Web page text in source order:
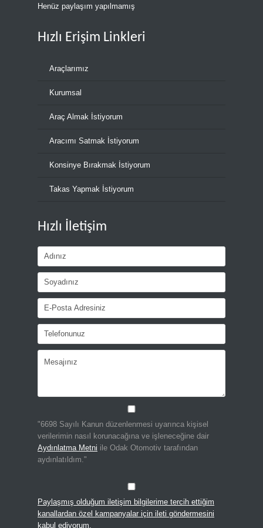
Henüz paylaşım yapılmamış
Hızlı Erişim Linkleri
Araçlarımız
Kurumsal
Araç Almak İstiyorum
Aracımı Satmak İstiyorum
Konsinye Bırakmak İstiyorum
Takas Yapmak İstiyorum
Hızlı İletişim
"6698 Sayılı Kanun düzenlenmesi uyarınca kişisel
verilerimin nasıl korunacağına ve işleneceğine dair
Aydınlatma Metni ile Odak Otomotiv tarafından
aydınlatıldım."
Paylaşmış olduğum iletişim bilgilerime tercih ettiğim
kanallardan özel kampanyalar için ileti göndermesini
kabul ediyorum.